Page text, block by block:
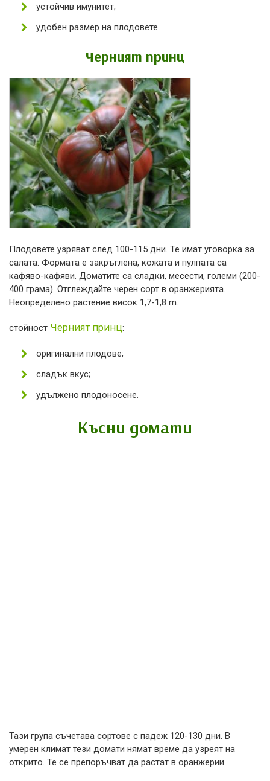
устойчив имунитет;
удобен размер на плодовете.
Черният принц
Плодовете узряват след 100-115 дни. Те имат уговорка за
салата. Формата е закръглена, кожата и пулпата са
кафяво-кафяви. Доматите са сладки, месести, големи (200-
400 грама). Отглеждайте черен сорт в оранжерията.
Неопределено растение висок 1,7-1,8 m.
стойност Черният принц:
оригинални плодове;
сладък вкус;
удължено плодоносене.
Късни домати
Тази група съчетава сортове с падеж 120-130 дни. В
умерен климат тези домати нямат време да узреят на
открито. Те се препоръчват да растат в оранжерии.